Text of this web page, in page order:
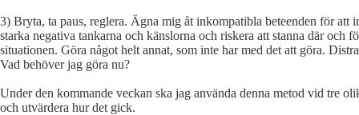
3) Bryta, ta paus, reglera. Ägna mig åt inkompatibla beteenden för att
starka negativa tankarna och känslorna och riskera att stanna där och
situationen. Göra något helt annat, som inte har med det att göra.
Vad behöver jag göra nu?
Under den kommande veckan ska jag använda denna metod vid tre
och utvärdera hur det gick.